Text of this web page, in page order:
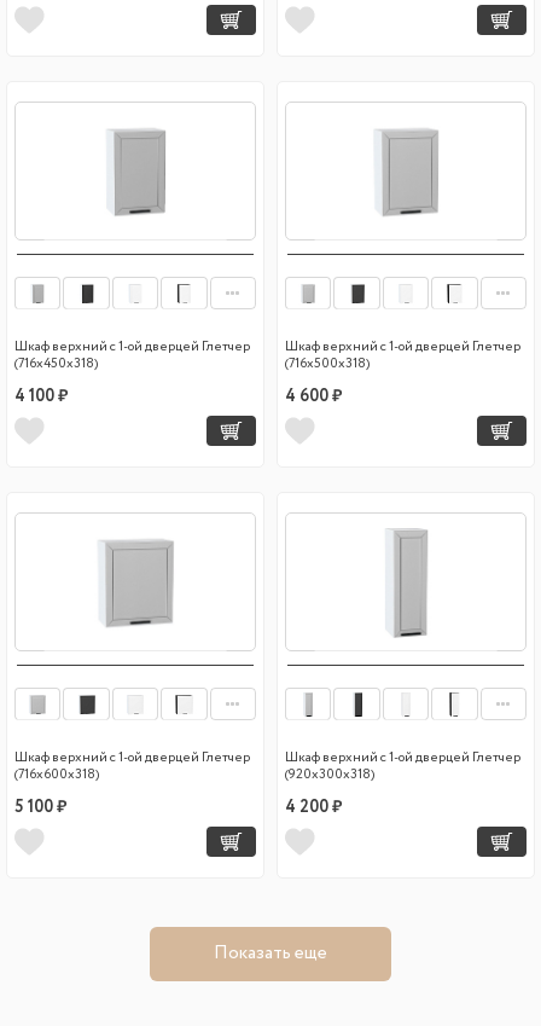
Шкаф верхний с 1-ой дверцей Глетчер
(716х450х318)
4 100 ₽
Шкаф верхний с 1-ой дверцей Глетчер
(716х500х318)
4 600 ₽
Шкаф верхний с 1-ой дверцей Глетчер
(716х600х318)
5 100 ₽
Шкаф верхний с 1-ой дверцей Глетчер
(920х300х318)
4 200 ₽
Показать еще